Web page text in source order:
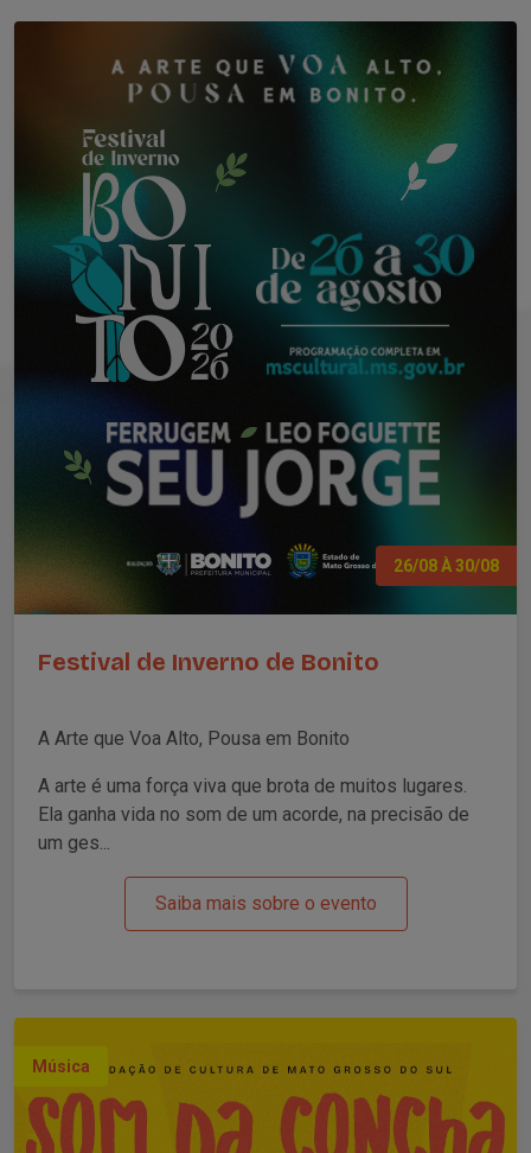
26/08 À 30/08
Festival de Inverno de Bonito
A Arte que Voa Alto, Pousa em Bonito
A arte é uma força viva que brota de muitos lugares.
Ela ganha vida no som de um acorde, na precisão de
um ges...
Saiba mais sobre o evento
Música